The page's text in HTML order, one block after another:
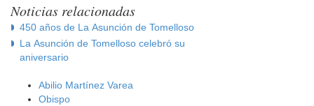
Noticias relacionadas
450 años de La Asunción de Tomelloso
La Asunción de Tomelloso celebró su
aniversario
Abilio Martínez Varea
Obispo